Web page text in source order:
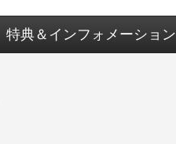
特典＆インフォメーション